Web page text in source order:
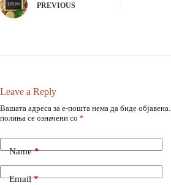
PREVIOUS
Leave a Reply
Вашата адреса за е-пошта нема да биде објавена.
полиња се означени со *
Name*
Email*